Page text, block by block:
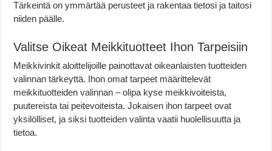
Tärkeintä on ymmärtää perusteet ja rakentaa tietosi ja taitosi
niiden päälle.
Valitse Oikeat Meikkituotteet Ihon Tarpeisiin
Meikkivinkit aloittelijoille painottavat oikeanlaisten tuotteiden
valinnan tärkeyttä. Ihon omat tarpeet määrittelevät
meikkituotteiden valinnan – olipa kyse meikkivoiteista,
puutereista tai peitevoiteista. Jokaisen ihon tarpeet ovat
yksilölliset, ja siksi tuotteiden valinta vaatii huolellisuutta ja
tietoa.